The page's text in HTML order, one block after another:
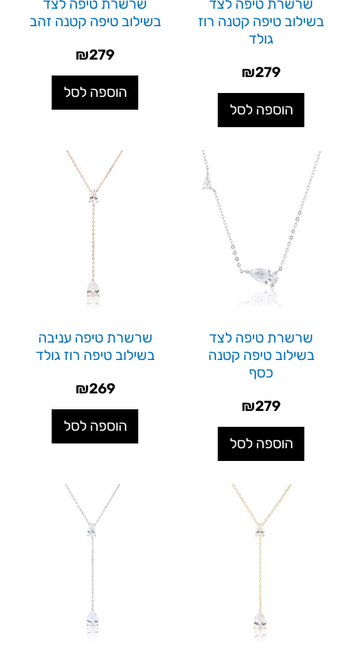
שרשרת טיפה לצד
בשילוב טיפה קטנה רוז
גולד
₪279
הוספה לסל
שרשרת טיפה לצד
בשילוב טיפה קטנה זהב
₪279
הוספה לסל
שרשרת טיפה לצד
בשילוב טיפה קטנה
כסף
₪279
הוספה לסל
שרשרת טיפה עניבה
בשילוב טיפה רוז גולד
₪269
הוספה לסל